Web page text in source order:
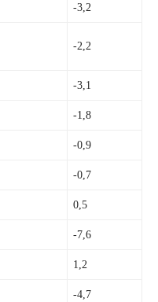
-3,2
-2,2
-3,1
-1,8
-0,9
-0,7
0,5
-7,6
1,2
-4,7